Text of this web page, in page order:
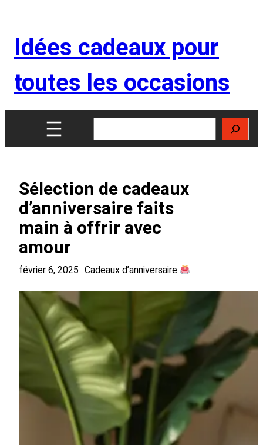
contenu
Idées cadeaux pour
toutes les occasions
Sélection de cadeaux
d’anniversaire faits
main à offrir avec
amour
février 6, 2025 Cadeaux d’anniversaire